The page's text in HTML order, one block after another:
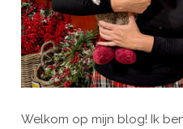
Welkom op mijn blog! Ik